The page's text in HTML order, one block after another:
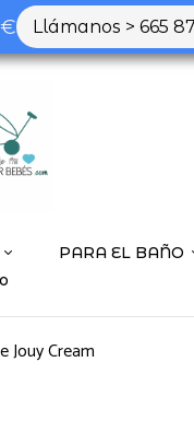
Llámanos > 665
PARA EL BAÑO
Jouy Cream